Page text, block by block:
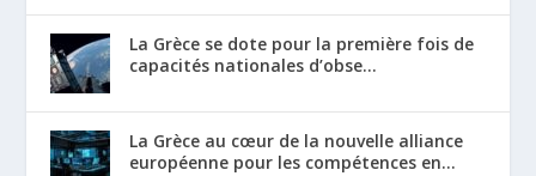
La Grèce se dote pour la première fois de
capacités nationales d’obse...
La Grèce au cœur de la nouvelle alliance
européenne pour les compétences en...